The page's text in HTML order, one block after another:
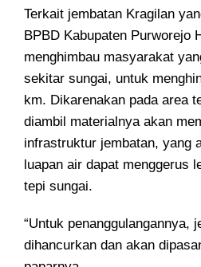
Terkait jembatan Kragilan
BPBD Kabupaten Purworejo
menghimbau masyarakat
sekitar sungai, untuk
km. Dikarenakan pada area
diambil materialnya akan
infrastruktur jembatan, yang
luapan air dapat menggerus
tepi sungai.
“Untuk penanggulangannya,
dihancurkan dan akan